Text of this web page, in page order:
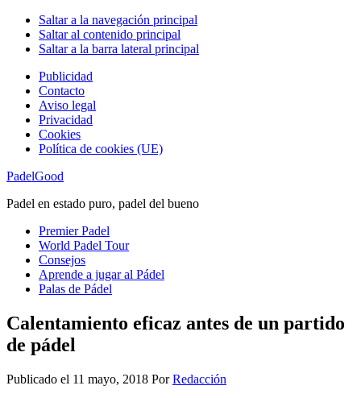
Saltar a la navegación principal
Saltar al contenido principal
Saltar a la barra lateral principal
Publicidad
Contacto
Aviso legal
Privacidad
Cookies
Política de cookies (UE)
PadelGood
Padel en estado puro, padel del bueno
Premier Padel
World Padel Tour
Consejos
Aprende a jugar al Pádel
Palas de Pádel
Calentamiento eficaz antes de un partido
de pádel
Publicado el 11 mayo, 2018 PorRedacción